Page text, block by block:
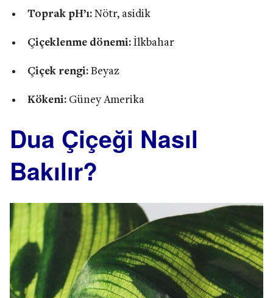
Toprak pH’ı:Nötr, asidik
Çiçeklenme dönemi:İlkbahar
Çiçek rengi:Beyaz
Kökeni:Güney Amerika
Dua Çiçeği Nasıl
Bakılır?